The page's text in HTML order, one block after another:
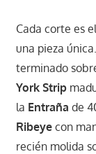
Cada corte es
una pieza
terminado
York Strip
la Entraña de
Ribeyecon
recién molida